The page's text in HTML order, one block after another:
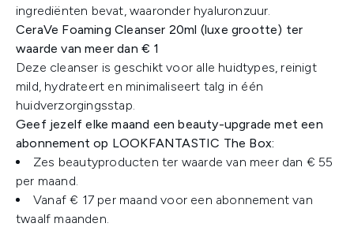
ingrediënten bevat, waaronder hyaluronzuur.​
CeraVe Foaming Cleanser 20ml (luxe grootte) ter
waarde van meer dan ​€ 1
Deze cleanser is geschikt voor alle huidtypes, reinigt
mild, hydrateert en minimaliseert talg in één
huidverzorgingsstap.​
Geef jezelf elke maand een beauty-upgrade met een
abonnement op LOOKFANTASTIC The Box:
Zes beautyproducten ter waarde van meer dan € 55
per maand.
Vanaf € 17 per maand voor een abonnement van
twaalf maanden.